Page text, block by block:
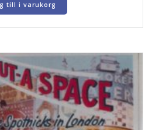
till i varukorg